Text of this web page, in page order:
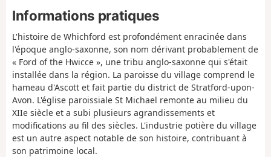
Informations pratiques
L'histoire de Whichford est profondément enracinée dans
l'époque anglo-saxonne, son nom dérivant probablement de
« Ford of the Hwicce », une tribu anglo-saxonne qui s'était
installée dans la région. La paroisse du village comprend le
hameau d'Ascott et fait partie du district de Stratford-upon-
Avon. L'église paroissiale St Michael remonte au milieu du
XIIe siècle et a subi plusieurs agrandissements et
modifications au fil des siècles. L'industrie potière du village
est un autre aspect notable de son histoire, contribuant à
son patrimoine local.